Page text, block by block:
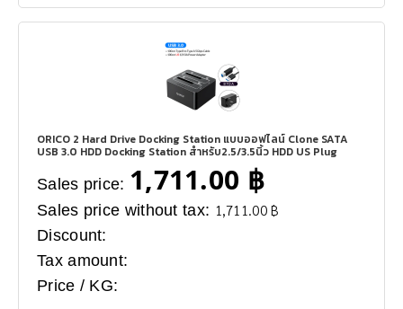
ORICO 2 Hard Drive Docking Station แบบออฟไลน์ Clone SATA
USB 3.0 HDD Docking Station สำหรับ2.5/3.5นิ้ว HDD US Plug
Sales price: 1,711.00 ฿
Sales price without tax: 1,711.00 ฿
Discount:
Tax amount:
Price / KG: